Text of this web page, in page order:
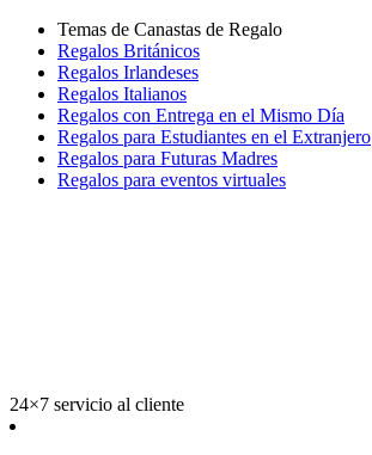
Temas de Canastas de Regalo
Regalos Británicos
Regalos Irlandeses
Regalos Italianos
Regalos con Entrega en el Mismo Día
Regalos para Estudiantes en el Extranjero
Regalos para Futuras Madres
Regalos para eventos virtuales
24×7 servicio al cliente